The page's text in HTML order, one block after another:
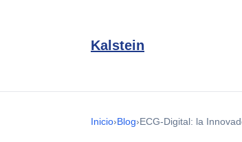
Kalstein
Inicio›Blog›ECG-Digital: la